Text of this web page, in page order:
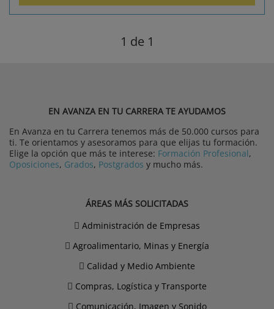
1 de 1
EN AVANZA EN TU CARRERA TE AYUDAMOS
En Avanza en tu Carrera tenemos más de 50.000 cursos para
ti. Te orientamos y asesoramos para que elijas tu formación.
Elige la opción que más te interese: Formación Profesional,
Oposiciones, Grados, Postgrados y mucho más.
ÁREAS MÁS SOLICITADAS
Administración de Empresas
Agroalimentario, Minas y Energía
Calidad y Medio Ambiente
Compras, Logística y Transporte
Comunicación, Imagen y Sonido